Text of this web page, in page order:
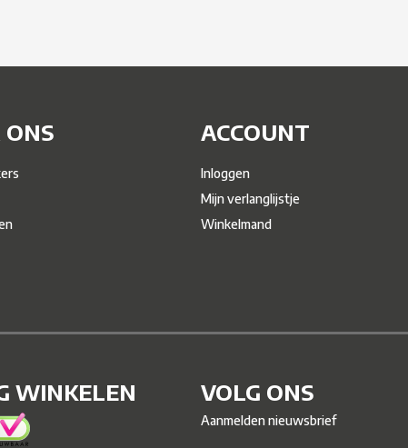
ONS ACCOUNT
Inloggen
Mijn verlanglijstje
Winkelmand
WINKELEN VOLG ONS
Aanmelden nieuwsbrief